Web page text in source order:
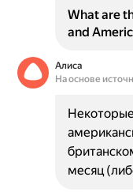
What are
and
Алиса
На основе
месяц